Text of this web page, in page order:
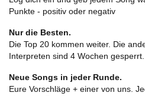
Punkte - positiv oder negativ
Nur die Besten.
Die Top 20 kommen weiter. Die
Interpreten sind 4 Wochen gesperrt.
Neue Songs in jeder Runde.
Eure Vorschläge + einer von uns.